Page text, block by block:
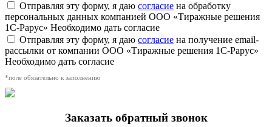
Отправляя эту форму, я даю согласие на обработку
персональных данных компанией ООО «Тиражные решения
1С-Рарус» Необходимо дать согласие
Отправляя эту форму, я даю согласие на получение email-
рассылки от компании ООО «Тиражные решения 1С-Рарус»
Необходимо дать согласие
*поле обязательно к заполнению
Заказать обратный звонок